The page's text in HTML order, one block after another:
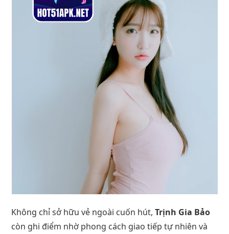
Không chỉ sở hữu vẻ ngoài cuốn hút,Trịnh Gia Bảo
còn ghi điểm nhờ phong cách giao tiếp tự nhiên và